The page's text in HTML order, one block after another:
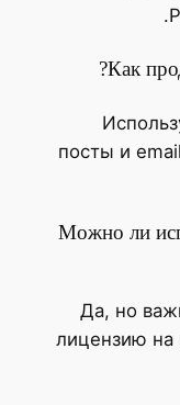
посты и
5. Можно ли
Да, но
лицензию на